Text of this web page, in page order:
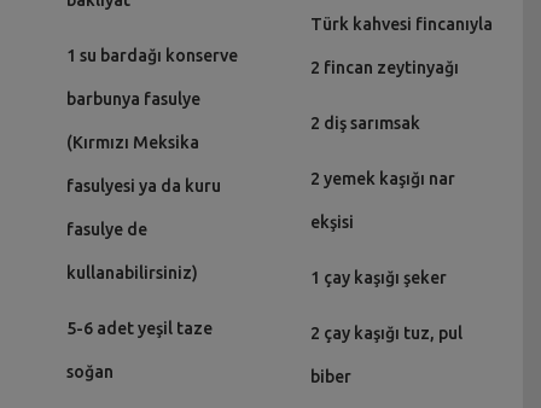
1 su bardağı konserve
barbunya fasulye
(Kırmızı Meksika
fasulyesi ya da kuru
fasulye de
kullanabilirsiniz)
5-6 adet yeşil taze
soğan
Türk kahvesi fincanıyla
2 fincan zeytinyağı
2 diş sarımsak
2 yemek kaşığı nar
ekşisi
1 çay kaşığı şeker
2 çay kaşığı tuz, pul
biber